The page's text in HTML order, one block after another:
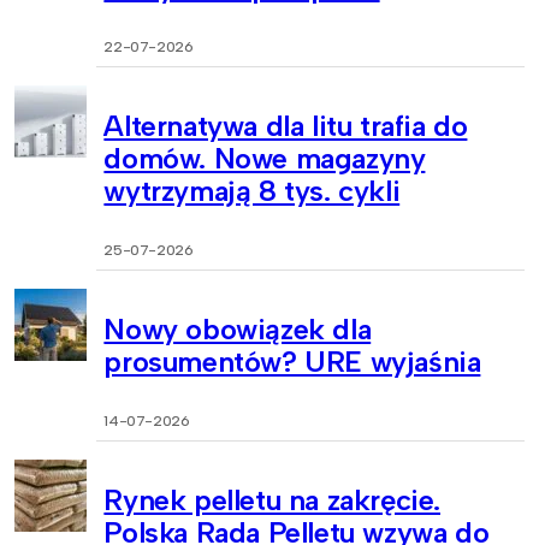
22-07-2026
Alternatywa dla litu trafia do
domów. Nowe magazyny
wytrzymają 8 tys. cykli
25-07-2026
Nowy obowiązek dla
prosumentów? URE wyjaśnia
14-07-2026
Rynek pelletu na zakręcie.
Polska Rada Pelletu wzywa do